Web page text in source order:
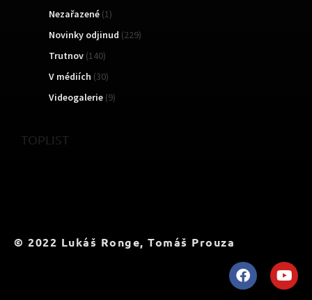
Nezařazené (1)
Novinky odjinud (229)
Trutnov (140)
V médiích (30)
Videogalerie (9)
TOPLIST
© 2022 Lukáš Ronge, Tomáš Prouza